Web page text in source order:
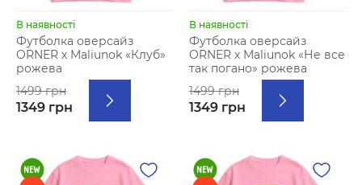
В наявності
Футболка оверсайз
ORNER х Maliunok «Клуб»
рожева
1499 грн
1349 грн
В наявності
Футболка оверсайз
ORNER х Maliunok «Не все
так погано» рожева
1499 грн
1349 грн